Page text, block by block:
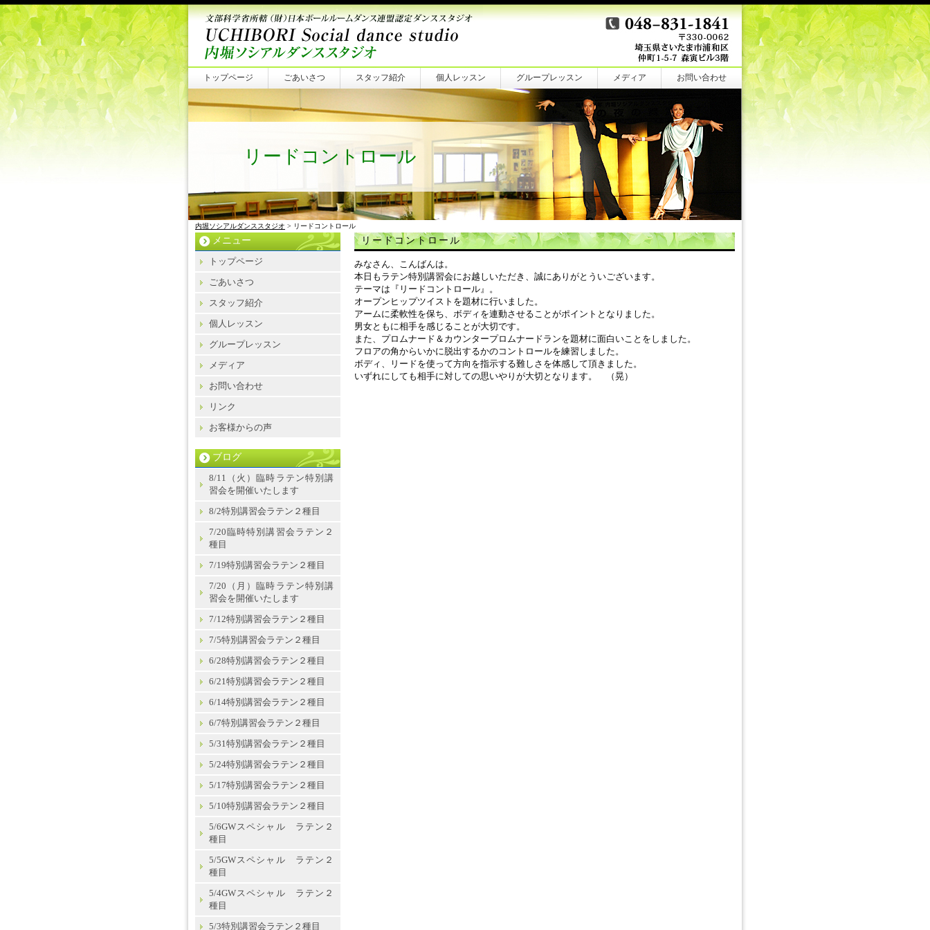
トップページ ごあいさつ スタッフ紹介 個人レッスン グループレッスン メディア お問い合わせ
リードコントロール
内堀ソシアルダンススタジオ > リードコントロール
リードコントロール
みなさん、こんばんは。
本日もラテン特別講習会にお越しいただき、誠にありがとういございます。
テーマは『リードコントロール』。
オープンヒップツイストを題材に行いました。
アームに柔軟性を保ち、ボディを連動させることがポイントとなりました。
男女ともに相手を感じることが大切です。
また、プロムナード＆カウンタープロムナードランを題材に面白いことをしました。
フロアの角からいかに脱出するかのコントロールを練習しました。
ボディ、リードを使って方向を指示する難しさを体感して頂きました。
いずれにしても相手に対しての思いやりが大切となります。 （晃）
メニュー
トップページ
ごあいさつ
スタッフ紹介
個人レッスン
グループレッスン
メディア
お問い合わせ
リンク
お客様からの声
ブログ
8/11（火）臨時ラテン特別講
習会を開催いたします
8/2特別講習会ラテン２種目
7/20臨時特別講習会ラテン２
種目
7/19特別講習会ラテン２種目
7/20（月）臨時ラテン特別講
習会を開催いたします
7/12特別講習会ラテン２種目
7/5特別講習会ラテン２種目
6/28特別講習会ラテン２種目
6/21特別講習会ラテン２種目
6/14特別講習会ラテン２種目
6/7特別講習会ラテン２種目
5/31特別講習会ラテン２種目
5/24特別講習会ラテン２種目
5/17特別講習会ラテン２種目
5/10特別講習会ラテン２種目
5/6GWスペシャル ラテン２
種目
5/5GWスペシャル ラテン２
種目
5/4GWスペシャル ラテン２
種目
5/3特別講習会ラテン２種目